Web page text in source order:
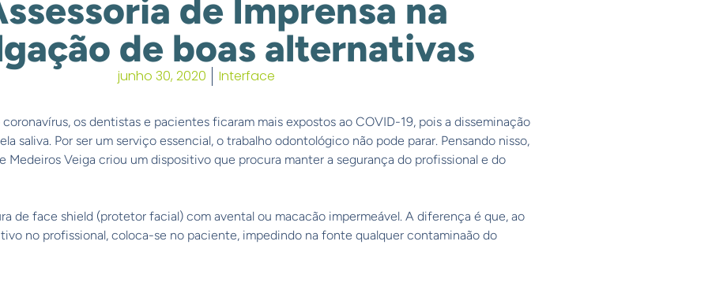
de Imprensa na
de boas alternativas
junho 30, 2020 Interface
os dentistas e pacientes ficaram mais expostos ao COVID-19, pois a disseminação
saliva. Por ser um serviço essencial, o trabalho odontológico não pode parar. Pensando nisso,
Medeiros Veiga criou um dispositivo que procura manter a segurança do profissional e do
de face shield (protetor facial) com avental ou macacão impermeável. A diferença é que, ao
no profissional, coloca-se no paciente, impedindo na fonte qualquer contaminaão do